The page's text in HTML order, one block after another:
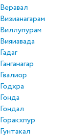
Веравал
Визианагарам
Виллупурам
Вияиавада
Гадаг
Ганганагар
Гвалиор
Годхра
Гонда
Гондал
Горакхпур
Гунтакал